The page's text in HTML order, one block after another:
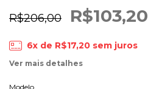
R$206,00 R$103,20
6x de R$17,20sem juros
Ver mais detalhes
Modelo